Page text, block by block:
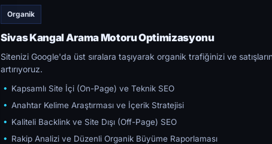
Organik
Sivas Kangal Arama Motoru Optimizasyonu
Sitenizi Google'da üst sıralara taşıyarak organik trafiğinizi ve
artırıyoruz.
Kapsamlı Site İçi (On-Page) ve Teknik SEO
Anahtar Kelime Araştırması ve İçerik Stratejisi
Kaliteli Backlink ve Site Dışı (Off-Page) SEO
Rakip Analizi ve Düzenli Organik Büyüme Raporlaması